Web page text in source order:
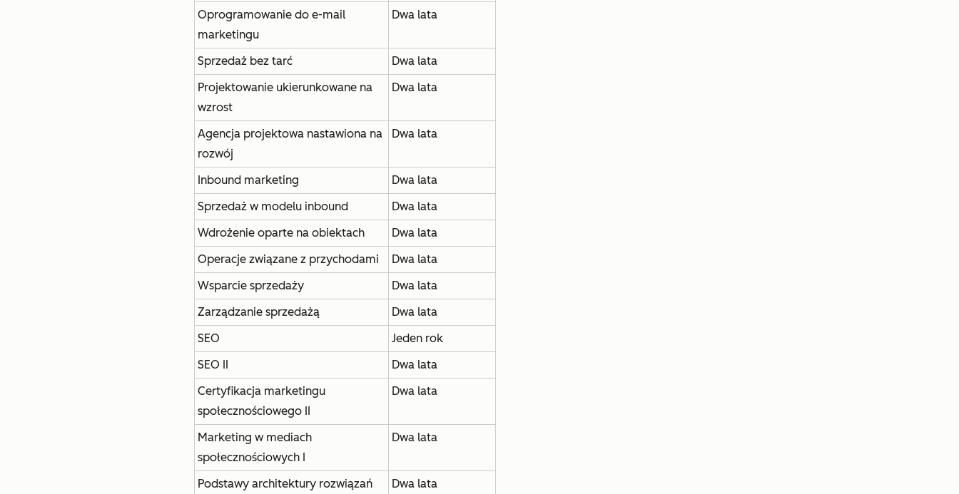
Oprogramowanie do e-mail
marketingu
Dwa lata
Sprzedaż bez tarć
Dwa lata
Projektowanie ukierunkowane na
wzrost
Dwa lata
Agencja projektowa nastawiona na
rozwój
Dwa lata
Inbound marketing
Dwa lata
Sprzedaż w modelu inbound
Dwa lata
Wdrożenie oparte na obiektach
Dwa lata
Operacje związane z przychodami
Dwa lata
Wsparcie sprzedaży
Dwa lata
Zarządzanie sprzedażą
Dwa lata
SEO
Jeden rok
SEO II
Dwa lata
Certyfikacja marketingu
społecznościowego II
Dwa lata
Marketing w mediach
społecznościowych I
Dwa lata
Podstawy architektury rozwiązań Dwa lata